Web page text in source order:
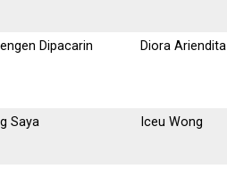
Dipacarin Diora Ariendita
Saya Iceu Wong